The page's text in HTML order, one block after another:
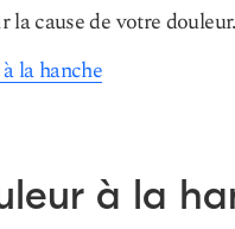
la cause de votre douleur.
la hanche
à la